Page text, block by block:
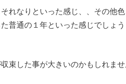
れなりといった感じ、、その他色
普通の１年といった感じでしょう
束した事が大きいのかもしれま